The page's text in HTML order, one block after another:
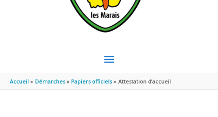
MENU
PRINCIPAL
Accueil Démarches Papiers officiels Attestation d’accueil